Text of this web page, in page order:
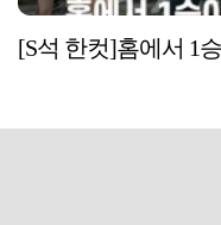
[S석 한컷]홈에서 1